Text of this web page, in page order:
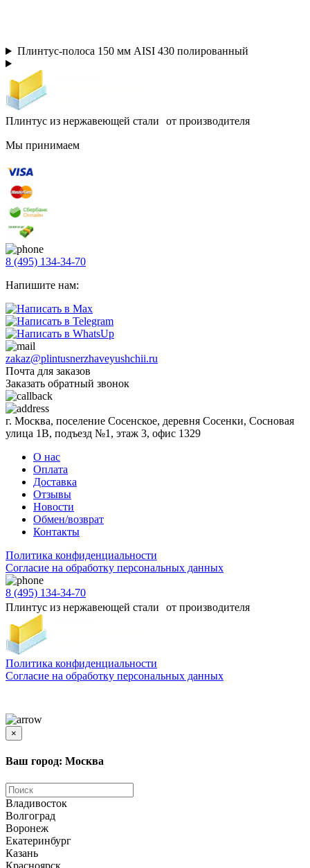
Плинтус-полоса 150 мм AISI 430 полированный
Плинтус из нержавеющей стали от производителя
Мы принимаем
8 (495) 134-34-70
Напишите нам:
zakaz@plintusnerzhaveyushchii.ru
Почта для заказов
Заказать обратный звонок
г. Москва, поселение Сосенское, деревня Сосенки, Сосновая
улица 1В, подъезд №1, этаж 3, офис 1329
О нас
Оплата
Доставка
Отзывы
Новости
Обмен/возврат
Контакты
Политика конфиденциальности
Согласиe на обработку персональных данных
8 (495) 134-34-70
Плинтус из нержавеющей стали от производителя
Политика конфиденциальности
Согласиe на обработку персональных данных
×
Ваш город: Москва
Владивосток
Волгоград
Воронеж
Екатеринбург
Казань
Красноярск